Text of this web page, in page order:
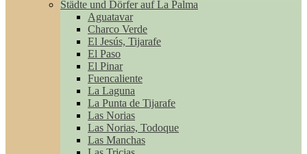
Städte und Dörfer auf La Palma
Aguatavar
Charco Verde
El Jesús, Tijarafe
El Paso
El Pinar
Fuencaliente
La Laguna
La Punta de Tijarafe
Las Norias
Las Norias, Todoque
Las Manchas